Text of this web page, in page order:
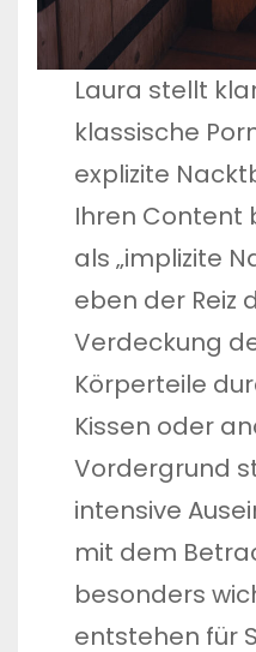
Laura stellt
klassische
explizite
Ihren Content
als „implizite
eben der Reiz
Verdeckung
Körperteile
Kissen oder
Vordergrund
intensive
mit dem
besonders
entstehen für